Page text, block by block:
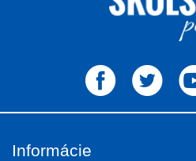
Informácie